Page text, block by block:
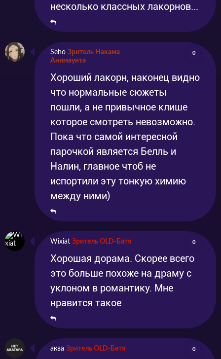
несколько классных лакорнов...
Seho Зритель Накама
Анимаунта
0
Хороший лакорн, наконец видно
что нормальные сюжеты
пошли, а не привычное клише
которое смотреть невозможно.
Пока что самой интересной
парочкой является Белль и
Налин, главное чтоб не
испортили эту тонкую химию
между ними)
Wixiat Зритель OLD-Батя 0
Хорошая дорама. Скорее всего
это больше похоже на драму с
уклоном в романтику. Мне
нравится такое
аква Зритель OLD-Батя 0